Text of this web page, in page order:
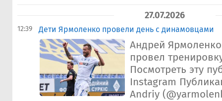
27.07.2026
12:39 Дети Ярмоленко провели день с динамовцами
Андрей
провел
Посмотреть эту
Instagram
Andriy